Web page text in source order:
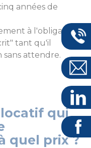
années de
à l'obligation
tant qu'il
sans attendre.
qui
quel prix ?